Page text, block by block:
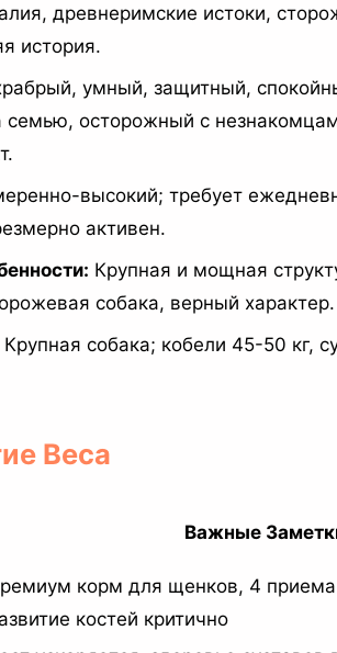
древнеримские истоки,
история.
умный, защитный,
семью, осторожный с
высокий; требует
активен.
Крупная и мощная
собака, верный характер.
Крупная собака; кобели 45-50 кг,
Веса
Важные
корм для щенков, 4
костей критично